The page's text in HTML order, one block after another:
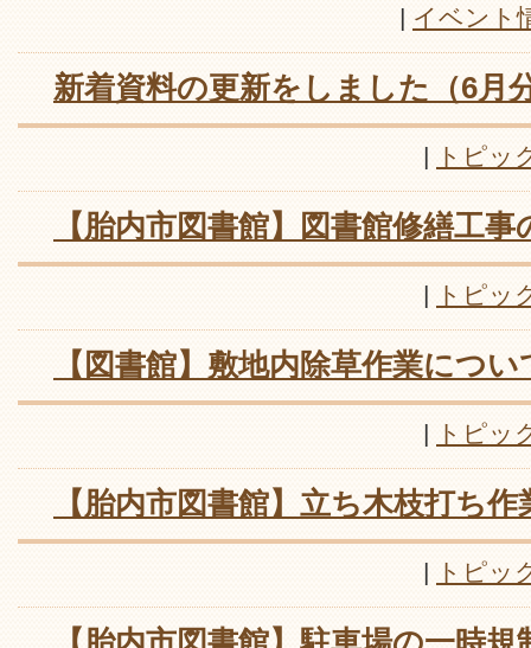
| イベント
新着資料の更新をしました（6月
| トピッ
【胎内市図書館】図書館修繕工
| トピッ
【図書館】敷地内除草作業につい
| トピッ
【胎内市図書館】立ち木枝打ち
| トピッ